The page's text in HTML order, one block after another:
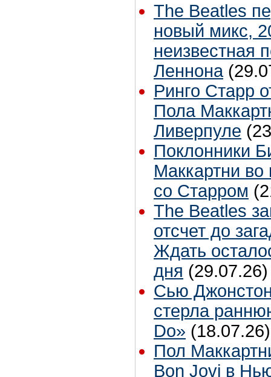
The Beatles
новый микс,
неизвестная
Леннона
Ринго Старр
Пола
Ливерпуле
Поклонники
Маккартни во
со Старром
The Beatles
отсчет до
Ждать
дня (29.07.26)
Сью
стерла
Do» (18.07.26)
Пол
Bon Jovi в